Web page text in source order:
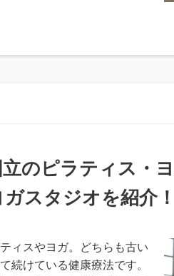
立のピラティス・
スタジオを紹介！
ィスやヨガ。どちらも古い
続けている健康療法です。